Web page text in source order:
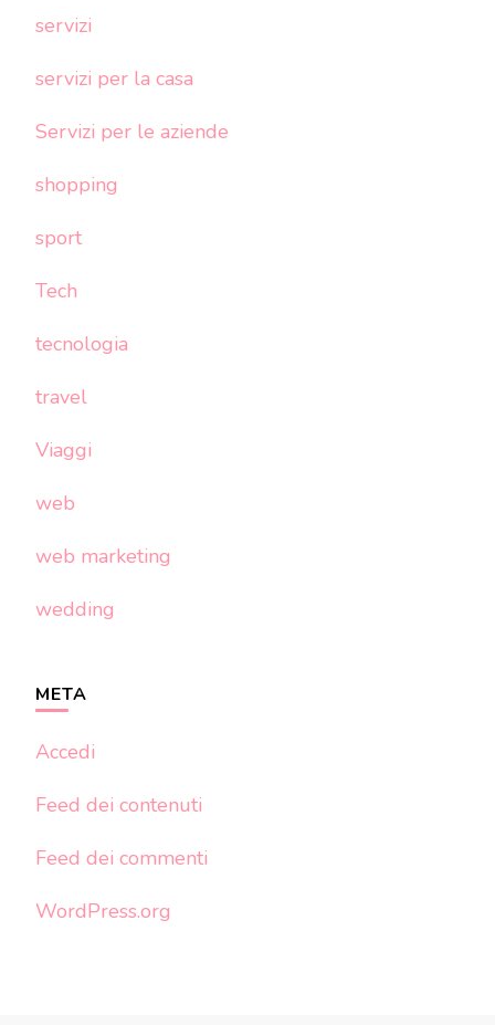
servizi
servizi per la casa
Servizi per le aziende
shopping
sport
Tech
tecnologia
travel
Viaggi
web
web marketing
wedding
META
Accedi
Feed dei contenuti
Feed dei commenti
WordPress.org